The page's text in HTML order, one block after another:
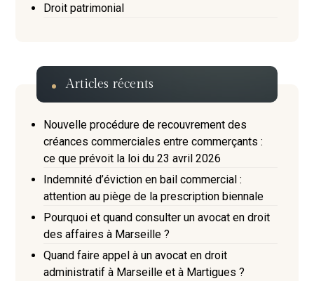
Droit patrimonial
Articles récents
Nouvelle procédure de recouvrement des
créances commerciales entre commerçants :
ce que prévoit la loi du 23 avril 2026
Indemnité d’éviction en bail commercial :
attention au piège de la prescription biennale
Pourquoi et quand consulter un avocat en droit
des affaires à Marseille ?
Quand faire appel à un avocat en droit
administratif à Marseille et à Martigues ?